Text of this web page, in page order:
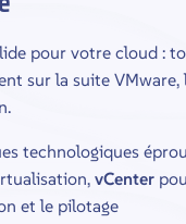
pour votre cloud :
sur la suite VMware,
technologiques
vCenter
et le pilotage